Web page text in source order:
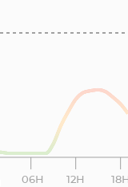
06H 12H